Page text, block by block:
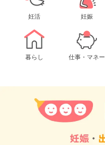
妊活 妊娠
暮らし 仕事・マネー